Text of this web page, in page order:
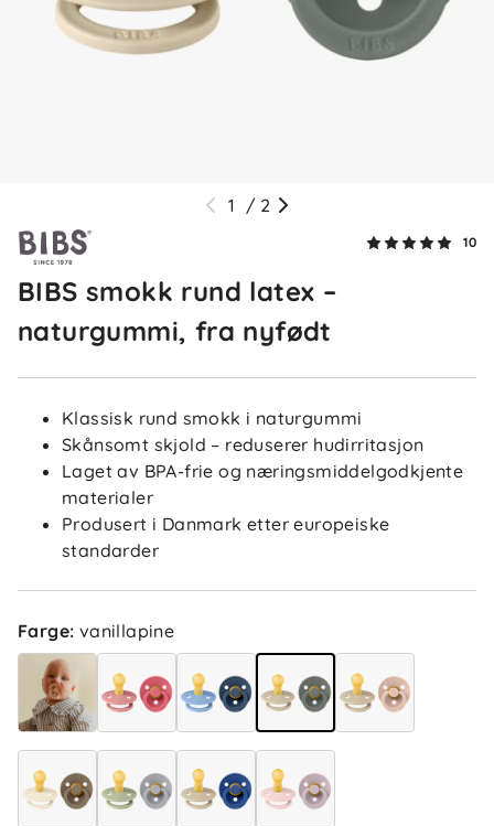
1 / 2
10
BIBS smokk rund latex –
naturgummi, fra nyfødt
Klassisk rund smokk i naturgummi
Skånsomt skjold – reduserer hudirritasjon
Laget av BPA-frie og næringsmiddelgodkjente
materialer
Produsert i Danmark etter europeiske
standarder
Farge: vanillapine
3 uker siden
KT
M Maria Bekreftet kjøper
1 måned siden
Anita B
RL Ragnhild L Bekreftet kjøper